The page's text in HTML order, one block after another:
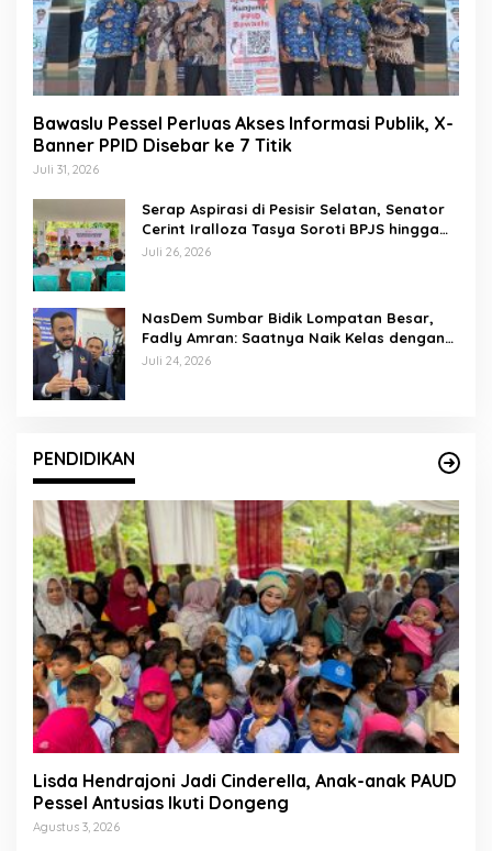
Bawaslu Pessel Perluas Akses Informasi Publik, X-
Banner PPID Disebar ke 7 Titik
Juli 31, 2026
Serap Aspirasi di Pesisir Selatan, Senator
Cerint Iralloza Tasya Soroti BPJS hingga
Kurikulum Merdeka
Juli 26, 2026
NasDem Sumbar Bidik Lompatan Besar,
Fadly Amran: Saatnya Naik Kelas dengan
Kader Berkualitas
Juli 24, 2026
PENDIDIKAN
Lisda Hendrajoni Jadi Cinderella, Anak-anak PAUD
Pessel Antusias Ikuti Dongeng
Agustus 3, 2026